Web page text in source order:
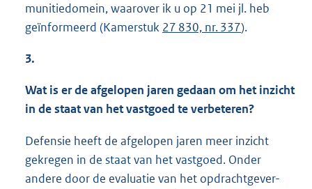
munitiedomein, waarover ik u op 21 mei jl. heb
geïnformeerd (Kamerstuk 27 830, nr. 337).
3.
Wat is er de afgelopen jaren gedaan om het inzicht
in de staat van het vastgoed te verbeteren?
Defensie heeft de afgelopen jaren meer inzicht
gekregen in de staat van het vastgoed. Onder
andere door de evaluatie van het opdrachtgever-